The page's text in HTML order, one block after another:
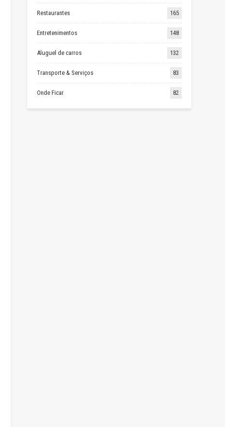
Restaurantes 165
Entretenimentos 148
Aluguel de carros 132
Transporte & Serviços 83
Onde Ficar 82